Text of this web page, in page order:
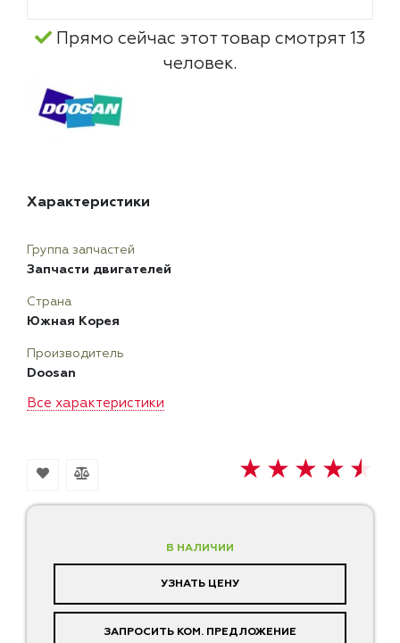
В НАЛИЧИИ
УЗНАТЬ ЦЕНУ
ЗАПРОСИТЬ КОМ. ПРЕДЛОЖЕНИЕ
Прямо сейчас этот товар смотрят 13
человек.
Характеристики
Все характеристики
Группа запчастей
Запчасти двигателей
Страна
Южная Корея
Производитель
Doosan